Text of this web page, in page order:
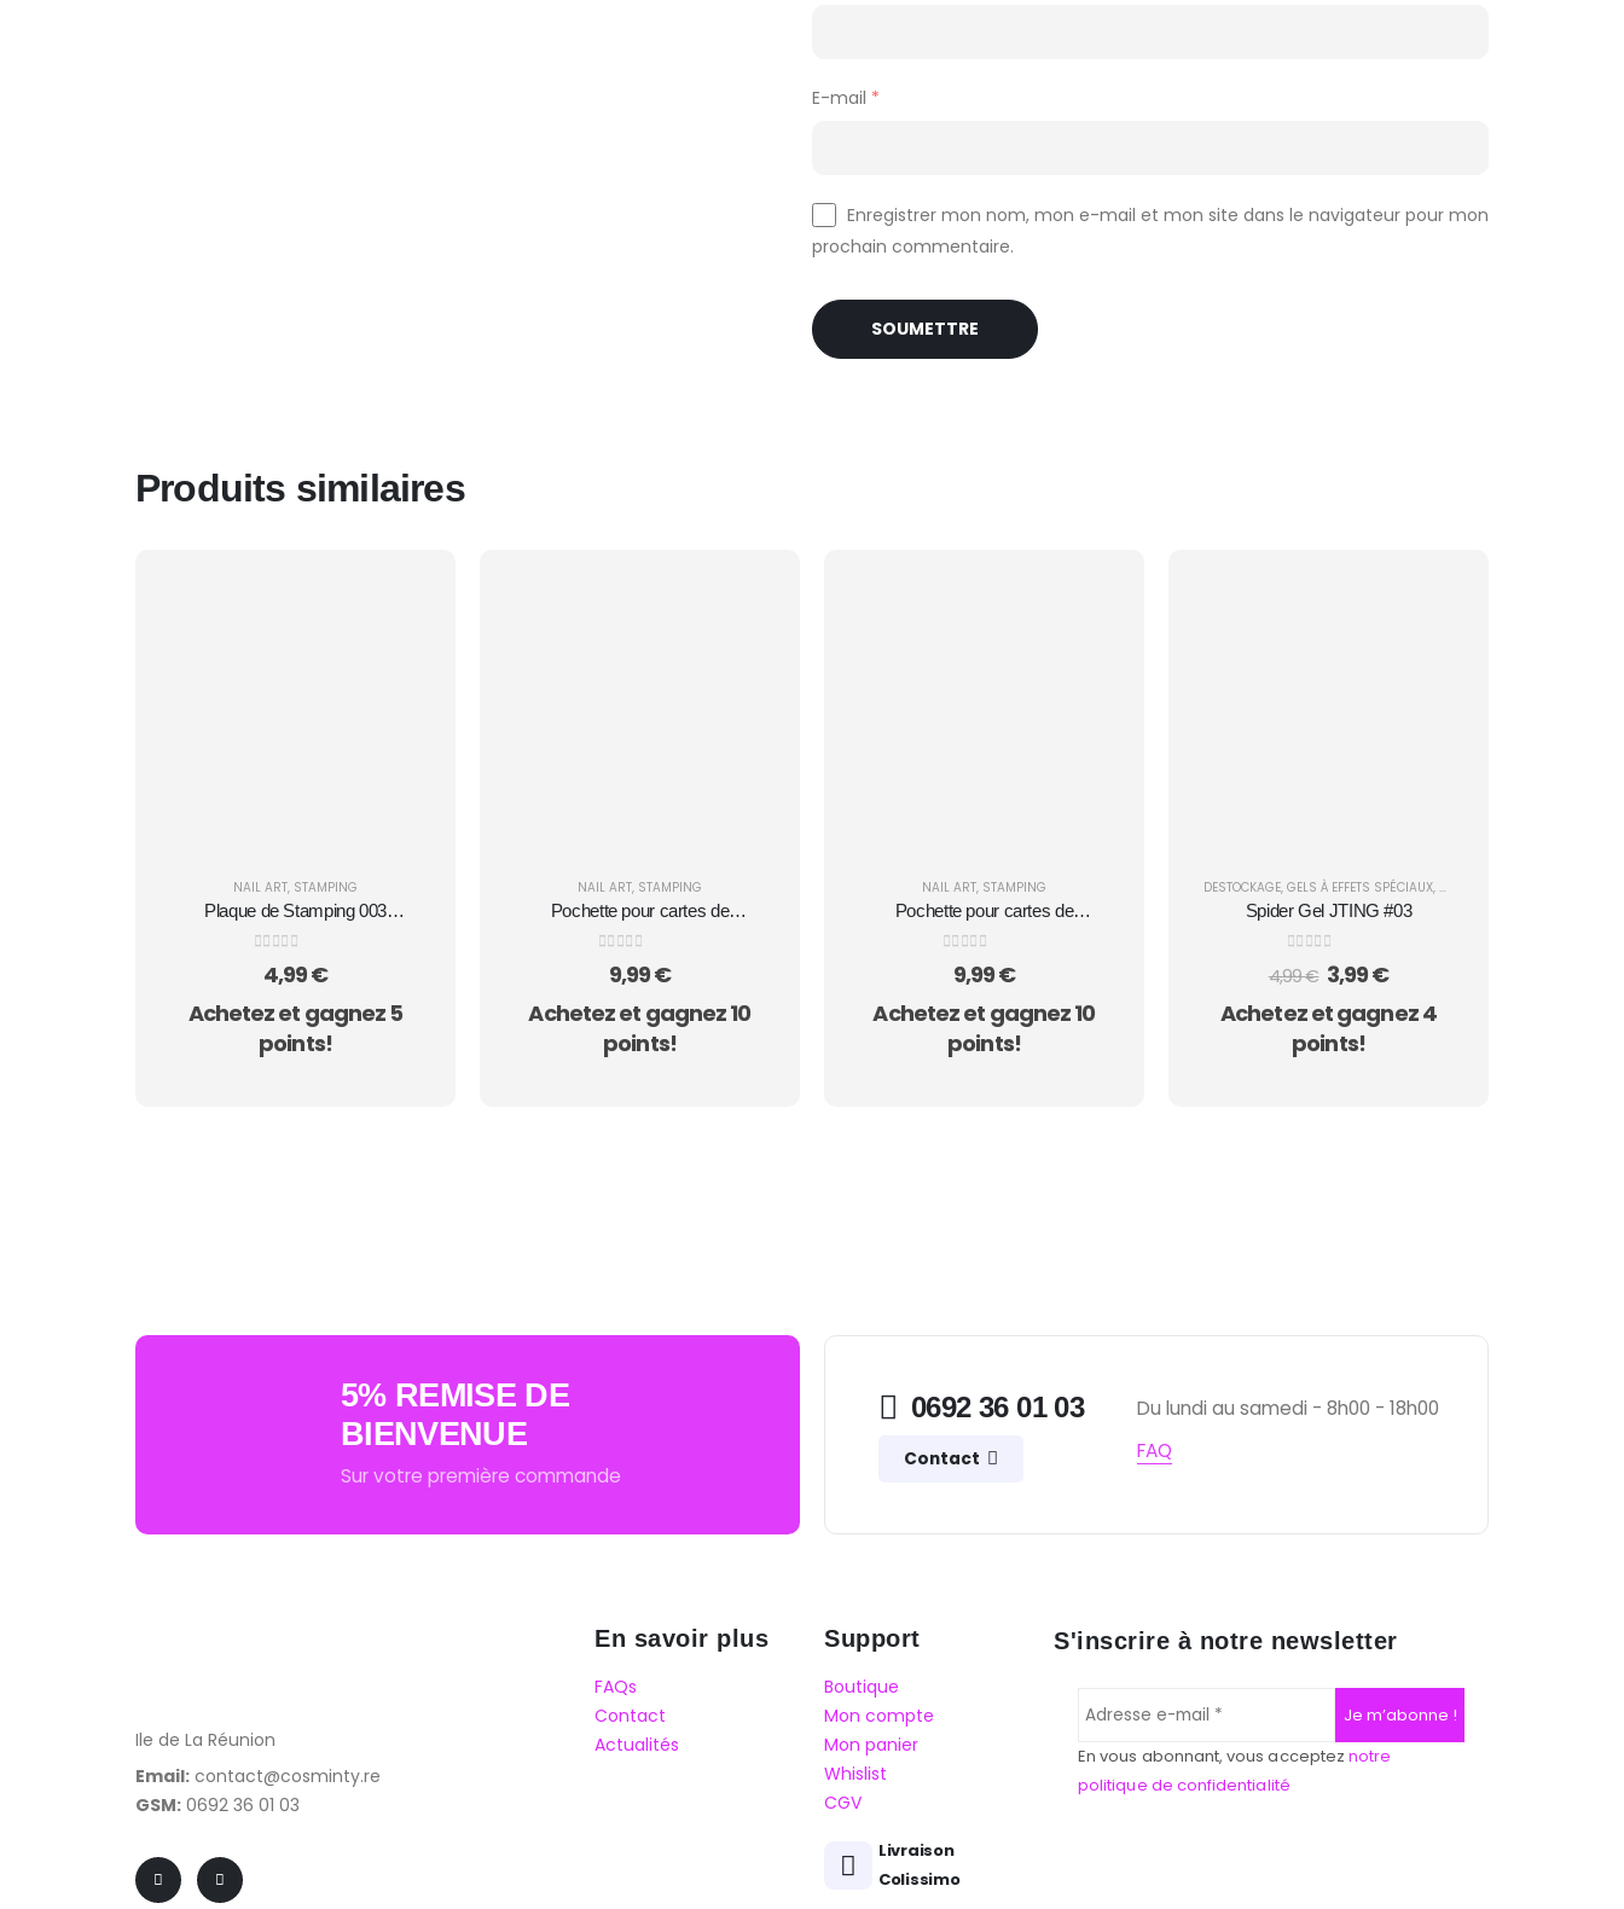
E-mail *
Enregistrer mon nom, mon e-mail et mon site dans le navigateur pour mon
prochain commentaire.
Produits similaires
NAIL ART, STAMPING
Plaque de Stamping 003
MANZILIN
sur 5
4,99€
Achetez et gagnez 5
points!
NAIL ART, STAMPING
Pochette pour cartes de
stamping
sur 5
9,99€
Achetez et gagnez 10
points!
NAIL ART, STAMPING
Pochette pour cartes de
stamping
sur 5
9,99€
Achetez et gagnez 10
points!
DESTOCKAGE, GELS À EFFETS SPÉCIAUX, NAIL ART
Spider Gel JTING #03
sur 5
4,99€ Le
prix
initial
était :
4,99 €.
3,99€Le
actuel
Achetez et gagnez 4
points!
5% REMISE DE
BIENVENUE
Sur votre première commande
0692 36 01 03
Contact
Du lundi au samedi - 8h00 - 18h00
FAQ
Ile de La Réunion
Email: contact@cosminty.re
GSM: 0692 36 01 03
En savoir plus
FAQs
Contact
Actualités
Support
Boutique
Mon compte
Mon panier
Whislist
CGV
Livraison
Colissimo
S'inscrire à notre newsletter
En vous abonnant, vous accepteznotre
politique de confidentialité